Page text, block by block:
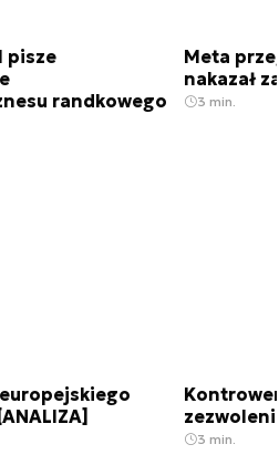
pisze
randkowego
Meta
nakazał
3 min.
3 min.